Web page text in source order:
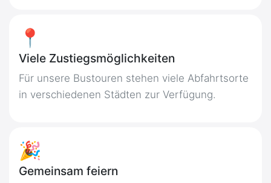
📍
Viele Zustiegsmöglichkeiten
Für unsere Bustouren stehen viele Abfahrtsorte
in verschiedenen Städten zur Verfügung.
🎉
Gemeinsam feiern